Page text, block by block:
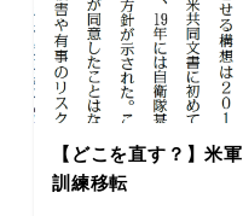
【どこを直す？】米軍
訓練移転